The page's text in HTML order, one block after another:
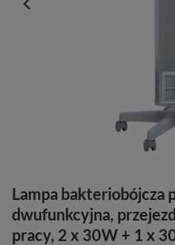
Lampa bakteriobójcza
dwufunkcyjna,
pracy, 2 x 30W + 1 x